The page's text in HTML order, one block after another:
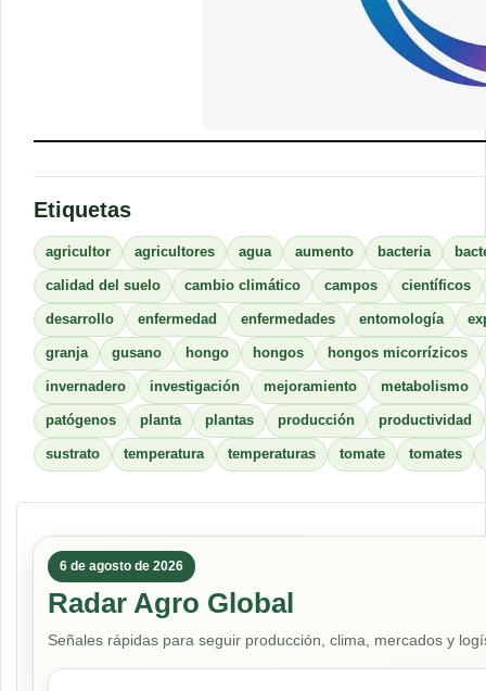
Etiquetas
agricultor agricultores agua aumento bacteria
calidad del suelo cambio climático campos científicos
desarrollo enfermedad enfermedades entomología
granja gusano hongo hongos hongos micorrízicos
invernadero investigación mejoramiento metabolismo
patógenos planta plantas producción productividad
sustrato temperatura temperaturas tomate tomates
6 de agosto de 2026
Radar Agro Global
Señales rápidas para seguir producción, clima, mercados y